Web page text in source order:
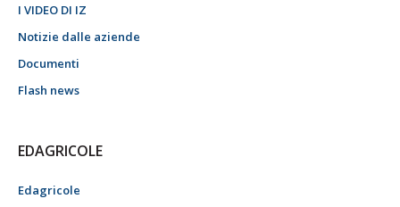
I VIDEO DI IZ
Notizie dalle aziende
Documenti
Flash news
EDAGRICOLE
Edagricole